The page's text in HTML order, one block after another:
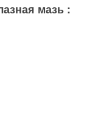
мазь :